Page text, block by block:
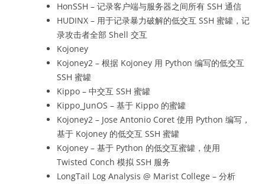
HonSSH – 记录客户端与服务器之间所有 SSH 通信
HUDINX – 用于记录暴力破解的低交互 SSH 蜜罐，记
录攻击者全部 Shell 交互
Kojoney
Kojoney2 – 根据 Kojoney 用 Python 编写的低交互
SSH 蜜罐
Kippo – 中交互 SSH 蜜罐
Kippo_JunOS – 基于 Kippo 的蜜罐
Kojoney2 – Jose Antonio Coret 使用 Python 编写，
基于 Kojoney 的低交互 SSH 蜜罐
Kojoney – 基于 Python 的低交互蜜罐，使用
Twisted Conch 模拟 SSH 服务
LongTail Log Analysis @ Marist College – 分析